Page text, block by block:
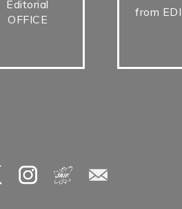
Editorial
OFFICE
from